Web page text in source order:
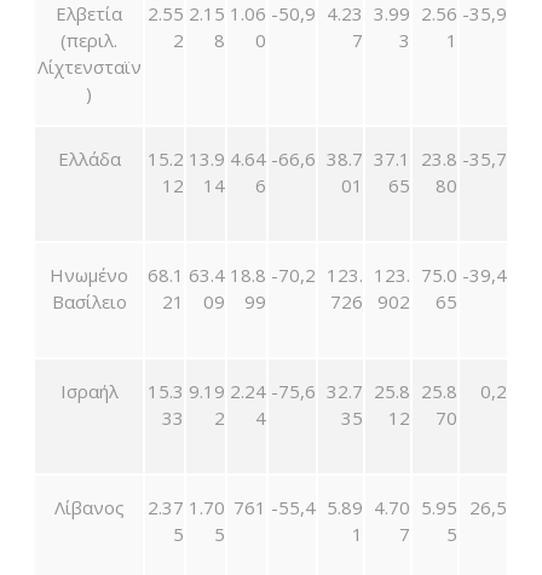
Ελβετία
(περιλ.
Λίχτενσταϊν
)
2.55
2
2.15
8
1.06
0
-50,9 4.23
7
3.99
3
2.56
1
-35,9
Ελλάδα
15.2
12
13.9
14
4.64
6
-66,6 38.7
01
37.1
65
23.8
80
-35,7
Ηνωμένο
Βασίλειο
68.1
21
63.4
09
18.8
99
-70,2 123.
726
123.
902
75.0
65
-39,4
Ισραήλ
15.3
33
9.19
2
2.24
4
-75,6 32.7
35
25.8
12
25.8
70
0,2
Λίβανος
2.37
5
1.70
5
761 -55,4 5.89
1
4.70
7
5.95
5
26,5